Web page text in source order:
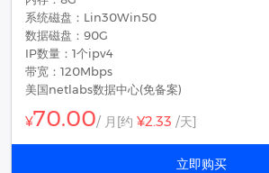
系统磁盘：Lin30Win50
数据磁盘：90G
IP数量：1个ipv4
带宽：120Mbps
美国netlabs数据中心(免备案)
¥70.00/ 月 [约 ¥2.33 /天]
立即购买